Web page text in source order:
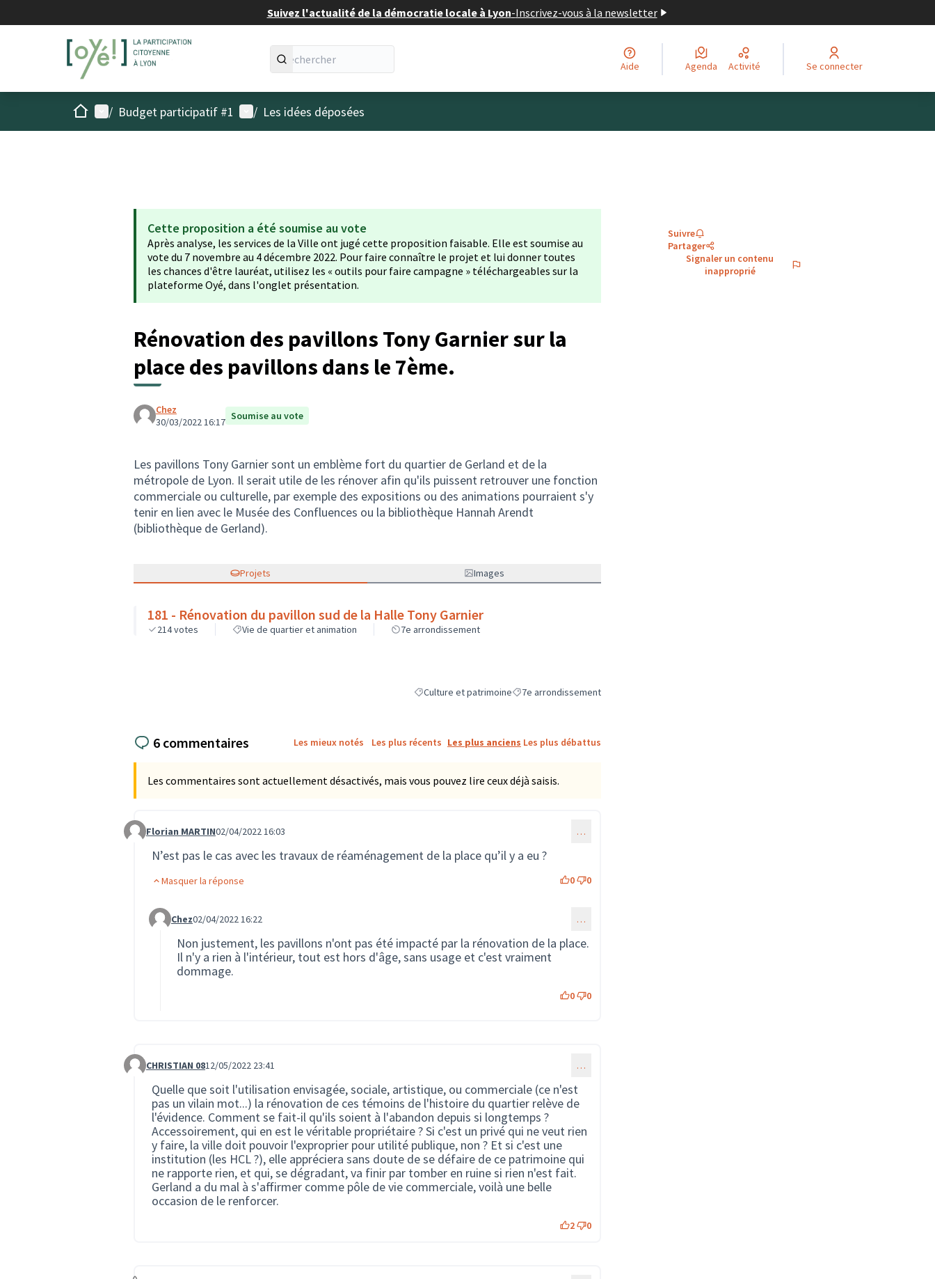
Suivez l'actualité de la démocratie locale à Lyon-Inscrivez-vous à la newsletter
Aide Agenda Activité Se connecter
AccueilMenu principal
/ Budget participatif #1 Menu utilisateur
/ Les idées déposées
Cette proposition a été soumise au vote
Après analyse, les services de la Ville ont jugé cette proposition faisable. Elle est soumise au
vote du 7 novembre au 4 décembre 2022. Pour faire connaître le projet et lui donner toutes
les chances d'être lauréat, utilisez les « outils pour faire campagne » téléchargeables sur la
plateforme Oyé, dans l'onglet présentation.
Rénovation des pavillons Tony Garnier sur la
place des pavillons dans le 7ème.
Chez
30/03/2022 16:17 Soumise au vote
Les pavillons Tony Garnier sont un emblème fort du quartier de Gerland et de la
métropole de Lyon. Il serait utile de les rénover afin qu'ils puissent retrouver une fonction
commerciale ou culturelle, par exemple des expositions ou des animations pourraient s'y
tenir en lien avec le Musée des Confluences ou la bibliothèque Hannah Arendt
(bibliothèque de Gerland).
Projets Images
181 - Rénovation du pavillon sud de la Halle Tony Garnier
214votes Vie de quartier et animation 7e arrondissement
Filtrer les résultats de la catégorie : Culture et patrimoine
Culture et patrimoineFiltrer les résultats pour la localisation : 7e arrondissement
7e arrondissement
Suivre
Partager
Signaler un contenu
inapproprié
6 commentaires Les mieux notés Les plus récents Les plus anciens Les plus débattus
Les commentaires sont actuellement désactivés, mais vous pouvez lire ceux déjà saisis.
Commentaire 163
Florian MARTIN02/04/2022 16:03 …
N’est pas le cas avec les travaux de réaménagement de la place qu’il y a eu ?
Masquer la réponse 0 0
Commentaire 166 (réponse au commentaire 163)
Chez02/04/2022 16:22 …
Non justement, les pavillons n'ont pas été impacté par la rénovation de la place.
Il n'y a rien à l'intérieur, tout est hors d'âge, sans usage et c'est vraiment
dommage.
0 0
Commentaire 826
CHRISTIAN 0812/05/2022 23:41 …
Quelle que soit l'utilisation envisagée, sociale, artistique, ou commerciale (ce n'est
pas un vilain mot...) la rénovation de ces témoins de l'histoire du quartier relève de
l'évidence. Comment se fait-il qu'ils soient à l'abandon depuis si longtemps ?
Accessoirement, qui en est le véritable propriétaire ? Si c'est un privé qui ne veut rien
y faire, la ville doit pouvoir l'exproprier pour utilité publique, non ? Et si c'est une
institution (les HCL ?), elle appréciera sans doute de se défaire de ce patrimoine qui
ne rapporte rien, et qui, se dégradant, va finir par tomber en ruine si rien n'est fait.
Gerland a du mal à s'affirmer comme pôle de vie commerciale, voilà une belle
occasion de le renforcer.
2 0